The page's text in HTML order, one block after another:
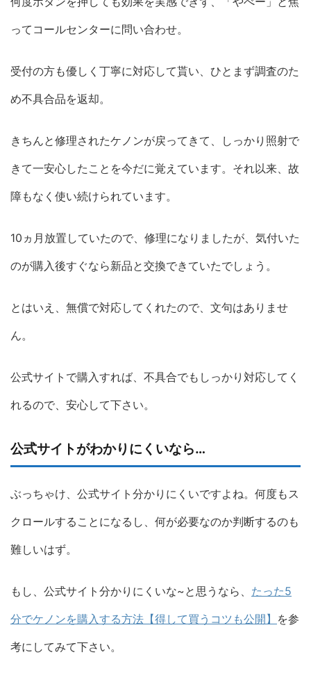
ってコールセンターに問い合わせ。
受付の方も優しく丁寧に対応して貰い、ひとまず調査のた
め不具合品を返却。
きちんと修理されたケノンが戻ってきて、しっかり照射で
きて一安心したことを今だに覚えています。それ以来、故
障もなく使い続けられています。
10ヵ月放置していたので、修理になりましたが、気付いた
のが購入後すぐなら新品と交換できていたでしょう。
とはいえ、無償で対応してくれたので、文句はありませ
ん。
公式サイトで購入すれば、不具合でもしっかり対応してく
れるので、安心して下さい。
公式サイトがわかりにくいなら…
ぶっちゃけ、公式サイト分かりにくいですよね。何度もス
クロールすることになるし、何が必要なのか判断するのも
難しいはず。
もし、公式サイト分かりにくいな~と思うなら、 たった5
分でケノンを購入する方法【得して買うコツも公開】 を参
考にしてみて下さい。